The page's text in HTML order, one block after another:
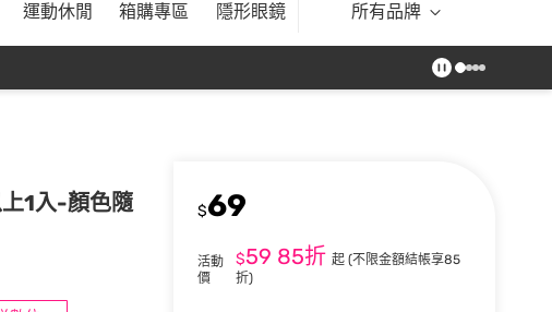
運動休閒 箱購專區 隱形眼鏡 所有品牌
1入-顏色隨
$69
活動
價
$59 85折起(不限金額結帳享85
折)